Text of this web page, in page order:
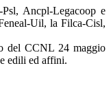
Ancpl-Legacoop e
Uil, la Filca-Cisl,
del CCNL 24 maggio
edili ed affini.